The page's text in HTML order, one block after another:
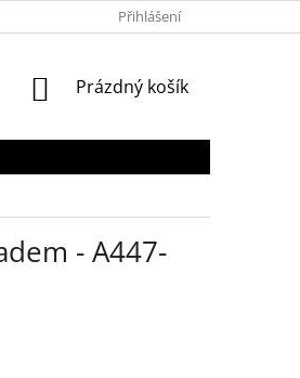
FORMULÁŘE KE STAŽENÍ
Přihlášení
NÁKUPNÍ
Prázdný košík
- A447-